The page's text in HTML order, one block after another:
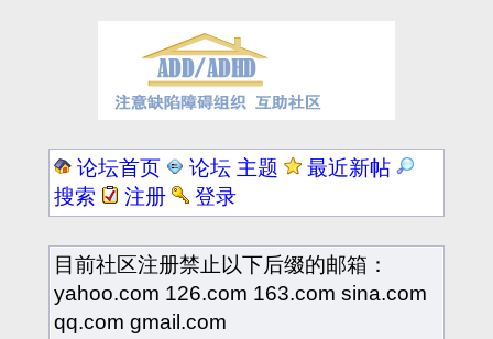
论坛首页 论坛 主题
最近新帖
搜索
注册 登录
目前社区注册禁止以下后缀的邮箱：
yahoo.com 126.com 163.com sina.com
qq.com gmail.com